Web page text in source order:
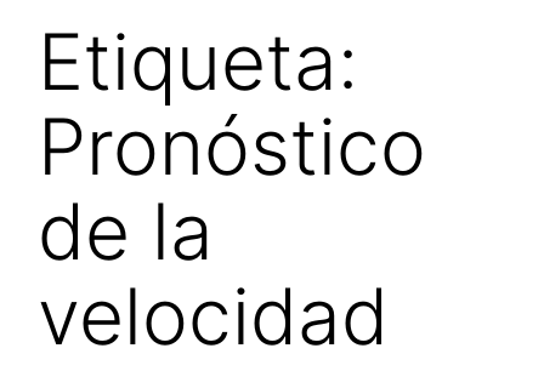
Etiqueta:
Pronóstico
de la
velocidad